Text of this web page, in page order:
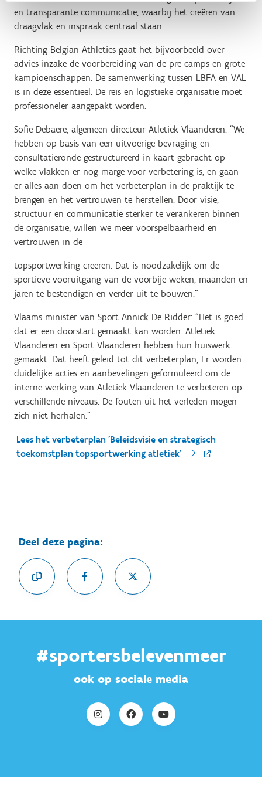
en transparante communicatie, waarbij het creëren van
draagvlak en inspraak centraal staan.
Richting Belgian Athletics gaat het bijvoorbeeld over
advies inzake de voorbereiding van de pre-camps en grote
kampioenschappen. De samenwerking tussen LBFA en VAL
is in deze essentieel. De reis en logistieke organisatie moet
professioneler aangepakt worden.
Sofie Debaere, algemeen directeur Atletiek Vlaanderen: “We
hebben op basis van een uitvoerige bevraging en
consultatieronde gestructureerd in kaart gebracht op
welke vlakken er nog marge voor verbetering is, en gaan
er alles aan doen om het verbeterplan in de praktijk te
brengen en het vertrouwen te herstellen. Door visie,
structuur en communicatie sterker te verankeren binnen
de organisatie, willen we meer voorspelbaarheid en
vertrouwen in de
topsportwerking creëren. Dat is noodzakelijk om de
sportieve vooruitgang van de voorbije weken, maanden en
jaren te bestendigen en verder uit te bouwen.”
Vlaams minister van Sport Annick De Ridder: “Het is goed
dat er een doorstart gemaakt kan worden. Atletiek
Vlaanderen en Sport Vlaanderen hebben hun huiswerk
gemaakt. Dat heeft geleid tot dit verbeterplan, Er worden
duidelijke acties en aanbevelingen geformuleerd om de
interne werking van Atletiek Vlaanderen te verbeteren op
verschillende niveaus. De fouten uit het verleden mogen
zich niet herhalen.”
Lees het verbeterplan 'Beleidsvisie en strategisch
toekomstplan topsportwerking atletiek'
Deel deze pagina:
#sportersbelevenmeer
ook op sociale media